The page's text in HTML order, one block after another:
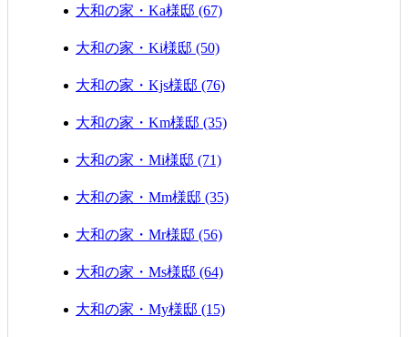
大和の家・Ka様邸 (67)
大和の家・Ki様邸 (50)
大和の家・Kjs様邸 (76)
大和の家・Km様邸 (35)
大和の家・Mi様邸 (71)
大和の家・Mm様邸 (35)
大和の家・Mr様邸 (56)
大和の家・Ms様邸 (64)
大和の家・My様邸 (15)